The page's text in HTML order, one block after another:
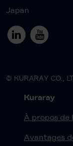
Japan
© KURARAY CO.,
Kuraray
À propos de
Avantages